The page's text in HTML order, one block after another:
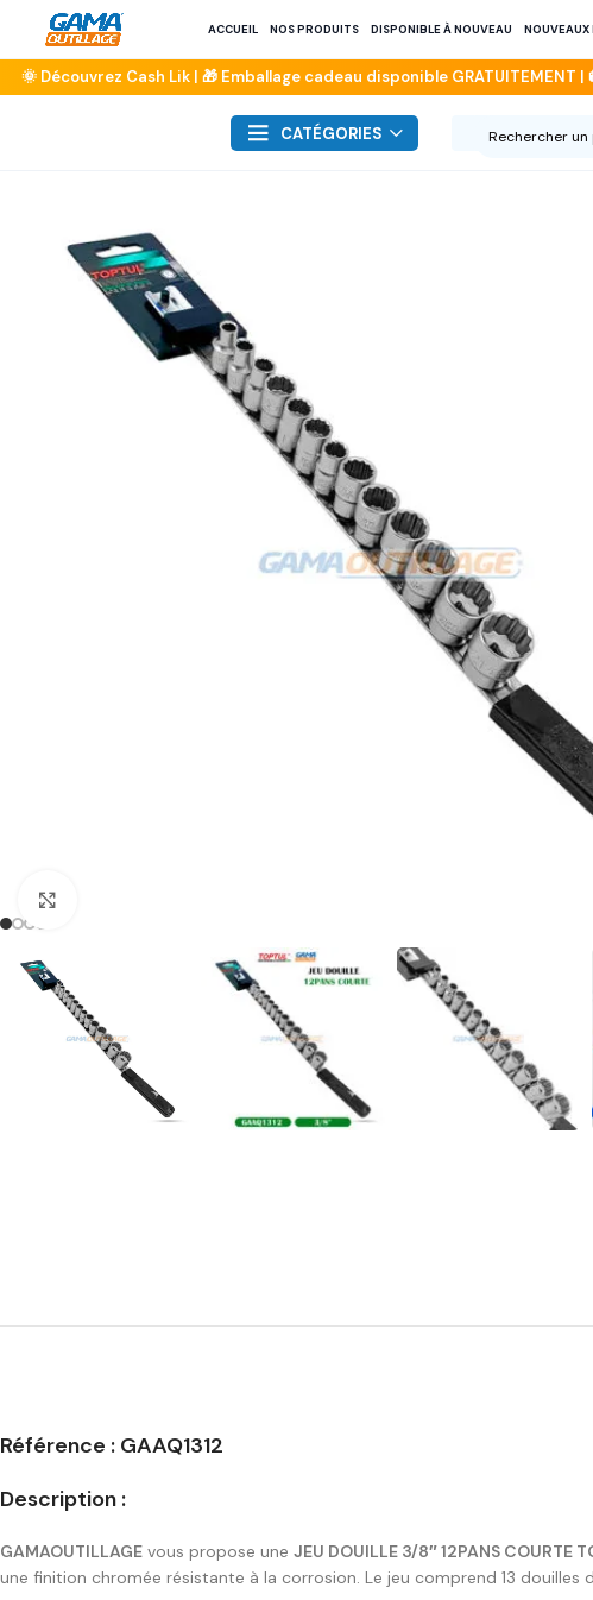
ACCUEIL NOS PRODUITS DISPONIBLE À NOUVEAU
CATÉGORIES
Référence : GAAQ1312
Description :
GAMAOUTILLAGE vous propose une JEU DOUILLE 3/8″ 12PANS COURTE
une finition chromée résistante à la corrosion. Le jeu comprend 13 douilles